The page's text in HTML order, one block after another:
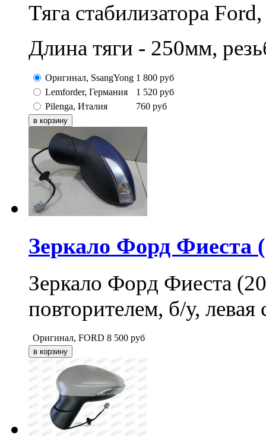
Тяга стабилизатора
Длина тяги - 250мм,
Оригинал, SsangYong 1 800 руб
Lemforder, Германия
1 520 руб
Pilenga, Италия
760 руб
Зеркало Форд Фиеста
Зеркало Форд Фиеста
повторителем, б/у, левая
Оригинал, FORD 8 500 руб